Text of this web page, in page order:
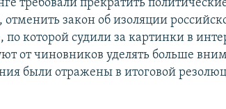
требовали прекратить
закон об изоляции
по которой судили за картинки в
от чиновников уделять больше
были отражены в итоговой